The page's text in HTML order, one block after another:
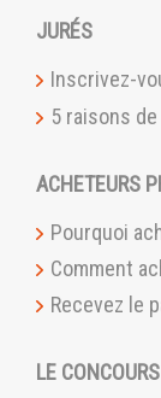
JURÉS
Inscrivez-
5 raisons
ACHETEURS
Pourquoi
Comment
Recevez le
LE CONCOURS